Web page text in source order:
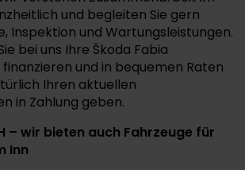
und begleiten Sie gern
Inspektion und Wartungsleistungen.
bei uns Ihre Škoda Fabia
finanzieren und in bequemen Raten
Ihren aktuellen
in Zahlung geben.
– wir bieten auch Fahrzeuge für
Inn